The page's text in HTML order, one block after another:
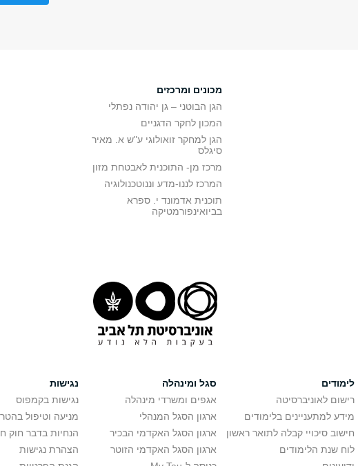
מכונים ומרכזים
הגן הבוטני – גן יהודה נפתלי
המכון לחקר הדגניים
הגן למחקר זואולוגי ע"ש א. מאיר
סיגלס
מרכז מן- התוכנית לאבטחת מזון
המרכז לננו-מדע וננוטכנולוגיה
תוכנית אדמונד י. ספרא
בביואינפורמטיקה
לימודים
רישום לאוניברסיטה
מידע למתעניינים בלימודים
חישוב סיכויי קבלה לתואר ראשון
לוח שנת הלימודים
סגל ומינהלה
אגפים ומשרדי מינהלה
ארגון הסגל המנהלי
ארגון הסגל האקדמי הבכיר
ארגון הסגל האקדמי הזוטר
נגישות
נגישות בקמפוס
מניעה וטיפול
הנחיות בדבר חוק
הצהרת נגישות